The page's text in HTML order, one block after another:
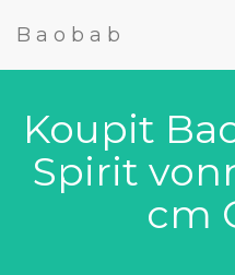
Baobab
Koupit
Spirit
cm